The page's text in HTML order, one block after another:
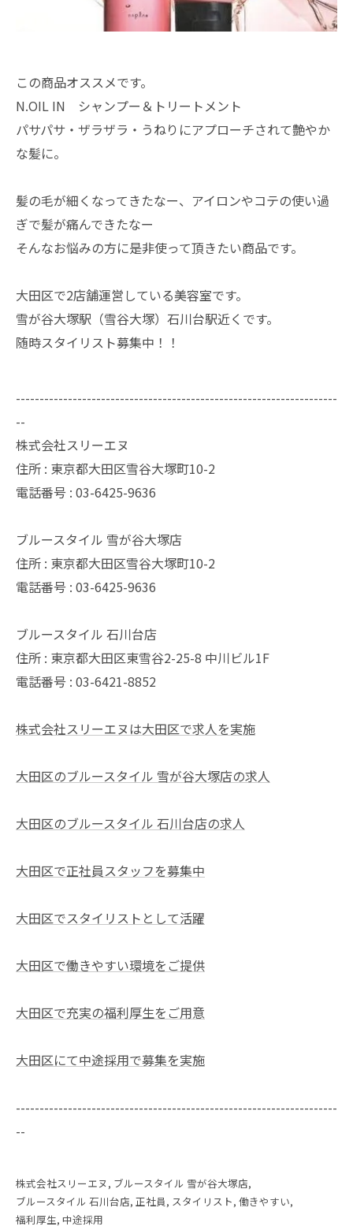
この商品オススメです。
N.OIL IN シャンプー＆トリートメント
パサパサ・ザラザラ・うねりにアプローチされて艶やか
な髪に。
髪の毛が細くなってきたなー、アイロンやコテの使い過
ぎで髪が痛んできたなー
そんなお悩みの方に是非使って頂きたい商品です。
大田区で2店舗運営している美容室です。
雪が谷大塚駅（雪谷大塚）石川台駅近くです。
随時スタイリスト募集中！！
--------------------------------------------------------------------
--
株式会社スリーエヌ
住所 : 東京都大田区雪谷大塚町10-2
電話番号 : 03-6425-9636
ブルースタイル 雪が谷大塚店
住所 : 東京都大田区雪谷大塚町10-2
電話番号 : 03-6425-9636
ブルースタイル 石川台店
住所 : 東京都大田区東雪谷2-25-8 中川ビル1F
電話番号 : 03-6421-8852
株式会社スリーエヌは大田区で求人を実施
大田区のブルースタイル 雪が谷大塚店の求人
大田区のブルースタイル 石川台店の求人
大田区で正社員スタッフを募集中
大田区でスタイリストとして活躍
大田区で働きやすい環境をご提供
大田区で充実の福利厚生をご用意
大田区にて中途採用で募集を実施
--------------------------------------------------------------------
--
株式会社スリーエヌ ブルースタイル 雪が谷大塚店
ブルースタイル 石川台店 正社員 スタイリスト 働きやすい
福利厚生 中途採用